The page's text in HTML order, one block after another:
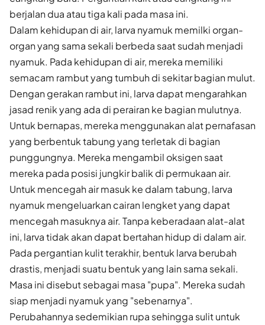
berjalan dua atau tiga kali pada masa ini.
Dalam kehidupan di air, larva nyamuk memilki organ-
organ yang sama sekali berbeda saat sudah menjadi
nyamuk. Pada kehidupan di air, mereka memiliki
semacam rambut yang tumbuh di sekitar bagian mulut.
Dengan gerakan rambut ini, larva dapat mengarahkan
jasad renik yang ada di perairan ke bagian mulutnya.
Untuk bernapas, mereka menggunakan alat pernafasan
yang berbentuk tabung yang terletak di bagian
punggungnya. Mereka mengambil oksigen saat
mereka pada posisi jungkir balik di permukaan air.
Untuk mencegah air masuk ke dalam tabung, larva
nyamuk mengeluarkan cairan lengket yang dapat
mencegah masuknya air. Tanpa keberadaan alat-alat
ini, larva tidak akan dapat bertahan hidup di dalam air.
Pada pergantian kulit terakhir, bentuk larva berubah
drastis, menjadi suatu bentuk yang lain sama sekali.
Masa ini disebut sebagai masa "pupa". Mereka sudah
siap menjadi nyamuk yang "sebenarnya".
Perubahannya sedemikian rupa sehingga sulit untuk